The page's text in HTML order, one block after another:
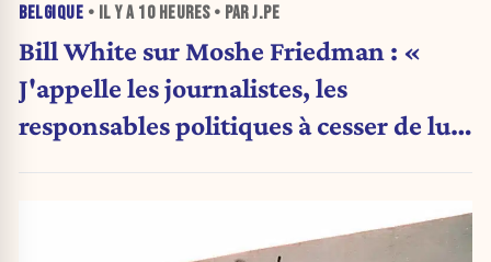
BELGIQUE • IL Y A 10 HEURES• PAR J.PE
Bill White sur Moshe Friedman : «
J'appelle les journalistes, les
responsables politiques à cesser de lui